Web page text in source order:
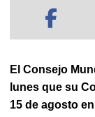
El Consejo
lunes que su
15 de agosto